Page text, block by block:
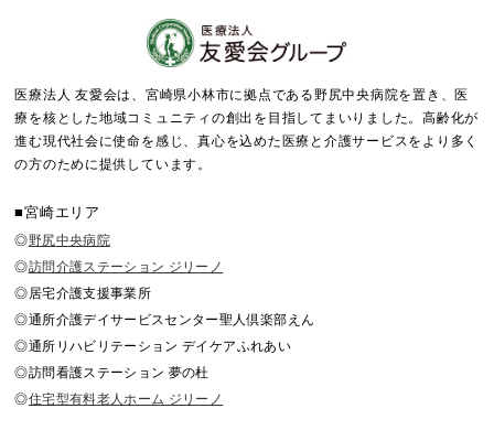
医療法人 友愛会は、宮崎県小林市に拠点である野尻中央病院を置き、医
療を核とした地域コミュニティの創出を目指してまいりました。高齢化が
進む現代社会に使命を感じ、真心を込めた医療と介護サービスをより多く
の方のために提供しています。
■宮崎エリア
◎野尻中央病院
◎訪問介護ステーション ジリーノ
◎居宅介護支援事業所
◎通所介護デイサービスセンター聖人倶楽部えん
◎通所リハビリテーション デイケアふれあい
◎訪問看護ステーション 夢の杜
◎住宅型有料老人ホーム ジリーノ